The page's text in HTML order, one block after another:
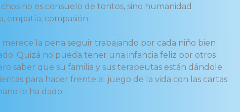
no es consuelo de tontos, sino humanidad
empatía, compasión.
la pena seguir trabajando por cada niño bien
Quizá no pueda tener una infancia feliz por otros
saber que su familia y sus terapeutas están dándole
para hacer frente al juego de la vida con las cartas
le ha dado.